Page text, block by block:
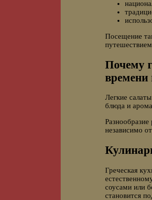
Посещение
Почему
времени
Легкие
блюда и
независимо
Греческая
соусами или
становится